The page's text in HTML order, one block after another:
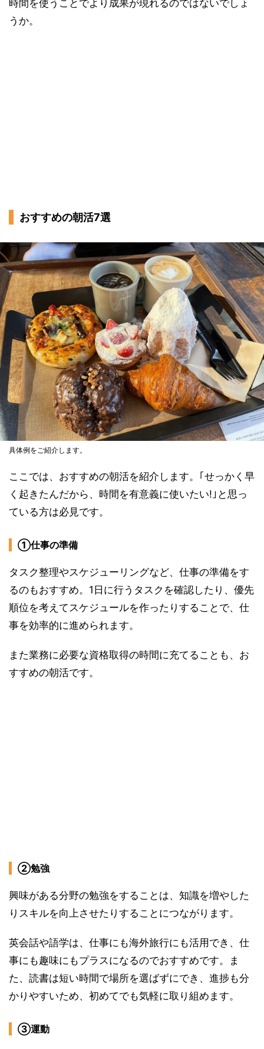
時間を使うことでより成果が現れるのではないでしょ
うか。
おすすめの朝活7選
具体例をご紹介します。
ここでは、おすすめの朝活を紹介します。｢せっかく早
く起きたんだから、時間を有意義に使いたい!｣と思っ
ている方は必見です。
①仕事の準備
タスク整理やスケジューリングなど、仕事の準備をす
るのもおすすめ。1日に行うタスクを確認したり、優先
順位を考えてスケジュールを作ったりすることで、仕
事を効率的に進められます。
また業務に必要な資格取得の時間に充てることも、お
すすめの朝活です。
②勉強
興味がある分野の勉強をすることは、知識を増やした
りスキルを向上させたりすることにつながります。
英会話や語学は、仕事にも海外旅行にも活用でき、仕
事にも趣味にもプラスになるのでおすすめです。ま
た、読書は短い時間で場所を選ばずにでき、進捗も分
かりやすいため、初めてでも気軽に取り組めます。
③運動